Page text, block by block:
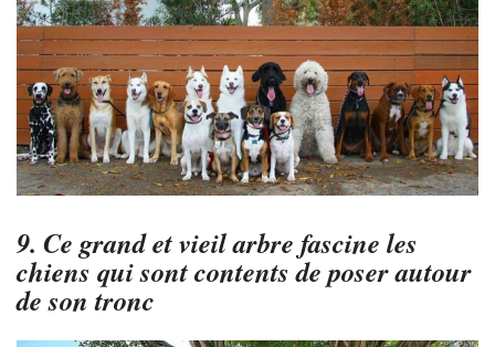
9. Ce grand et vieil arbre fascine les
chiens qui sont contents de poser autour
de son tronc